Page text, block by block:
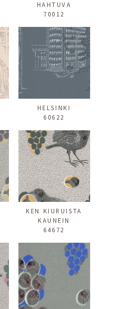
HAHTUVA
70012
HELSINKI
60622
KEN KIURUISTA
KAUNEIN
64672